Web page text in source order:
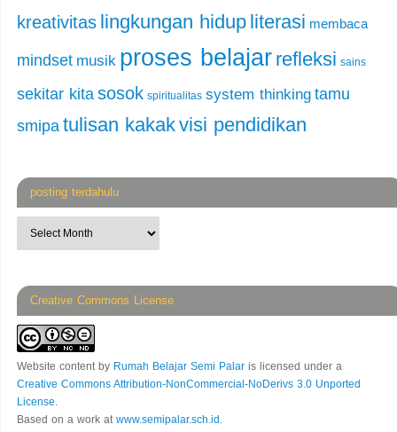
kreativitas lingkungan hidup literasi membaca
mindset musik proses belajar refleksi sains
sekitar kitasosok spiritualitas system thinking tamu
smipa tulisan kakakvisi pendidikan
posting terdahulu
Creative Commons License
Website contentby Rumah Belajar Semi Palar is licensed under a
Creative Commons Attribution-NonCommercial-NoDerivs 3.0 Unported
License.
Based on a work at www.semipalar.sch.id .